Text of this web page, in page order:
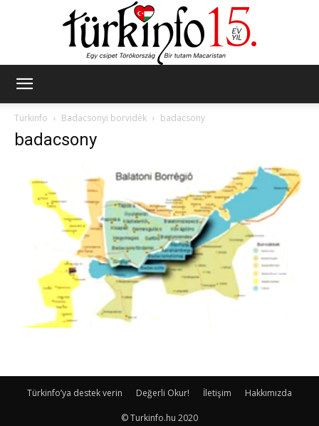
Türkinfo
Badacsonyi borvidék badacsony
badacsony
Türkinfo’ya destek verin Değerli Okur! İletişim Hakkımızda
© Turkinfo.hu 2020